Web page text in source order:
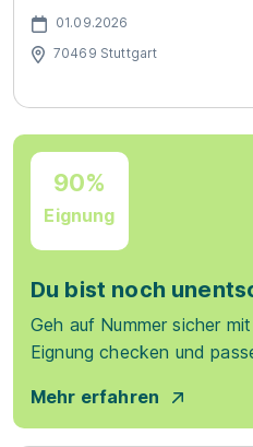
01.09.2026
70469 Stuttgart
90%
Eignung
Du bist noch
Geh auf Nummer sicher
Eignung checken und
Mehr erfahren